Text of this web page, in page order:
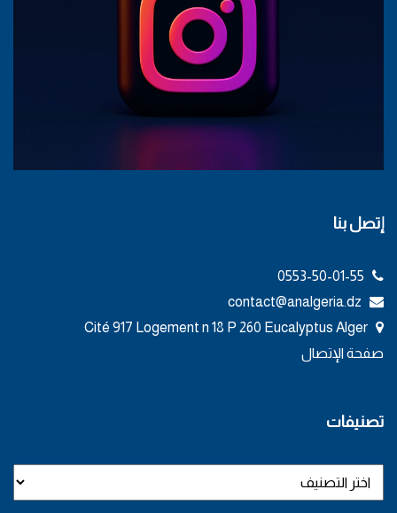
إتصل بنا
صفحة الإتصال
تصنيفات